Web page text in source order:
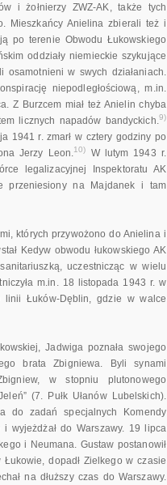
i żołnierzy ZWZ-AK, także tych
Mieszkańcy Anielina zbierali też i
po terenie Obwodu Łukowskiego
oddziały niemieckie szykujące
w swych działaniach.
niepodległościową, m.in.
Z Burzcem miał też Anielin chyba
licznych napadów bandyckich.9)
1941 r. zmarł w cztery godziny po
Jerzy Leon.10)
W lutym 1943 r.
legalizacyjnej Inspektoratu AK
przeniesiony na Majdanek i tam
których przywożono do Anielina i
Kedyw obwodu łukowskiego AK
uczestnicząc w wielu
m.in. 18 listopada 1943 r. w
linii Łuków-Dęblin, gdzie w walce
Jadwiga poznała swojego
brata Zbigniewa. Byli synami
w stopniu plutonowego
(7. Pułk Ułanów Lubelskich).
do zadań specjalnych Komendy
wyjeżdżał do Warszawy. 19 lipca
i Neumana. Gustaw postanowił
dopadł Zielkego w czasie
na dłuższy czas do Warszawy.